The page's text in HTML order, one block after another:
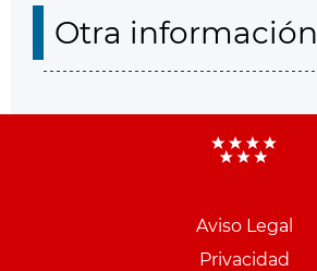
Otra información
Aviso Legal
Privacidad